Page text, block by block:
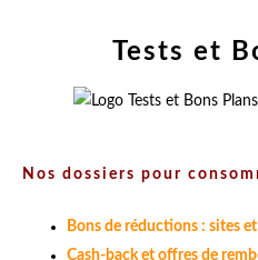
Tests et
Nos dossiers pour
Bons de réductions : sites
Cash-back et offres de